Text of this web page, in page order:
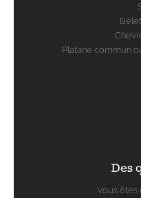
Platane commun
Des
Vous êtes